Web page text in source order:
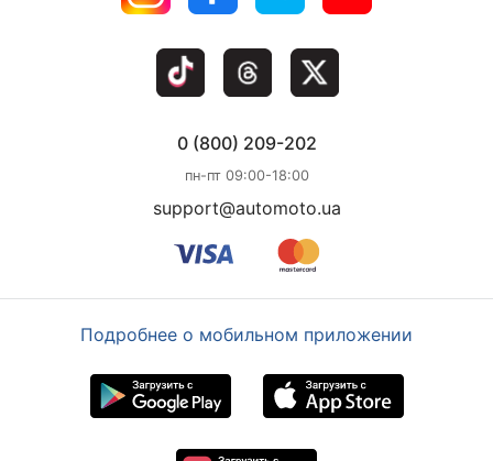
0 (800) 209-202
пн-пт 09:00-18:00
support@automoto.ua
Подробнее о мобильном приложении